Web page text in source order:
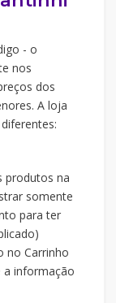
- o
nos
dos
A loja
produtos na
somente
para ter
no Carrinho
a informação